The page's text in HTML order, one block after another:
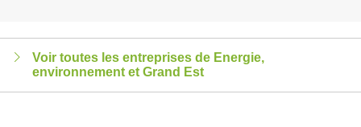
Voir toutes les entreprises de Energie,
environnement et Grand Est